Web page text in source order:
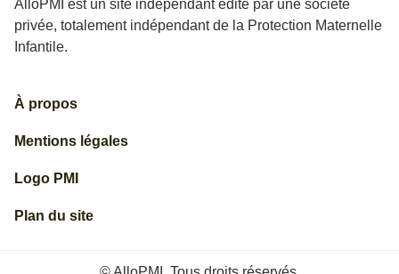
AlloPMI est un site indépendant édité par une société
privée, totalement indépendant de la Protection Maternelle
Infantile.
À propos
Mentions légales
Logo PMI
Plan du site